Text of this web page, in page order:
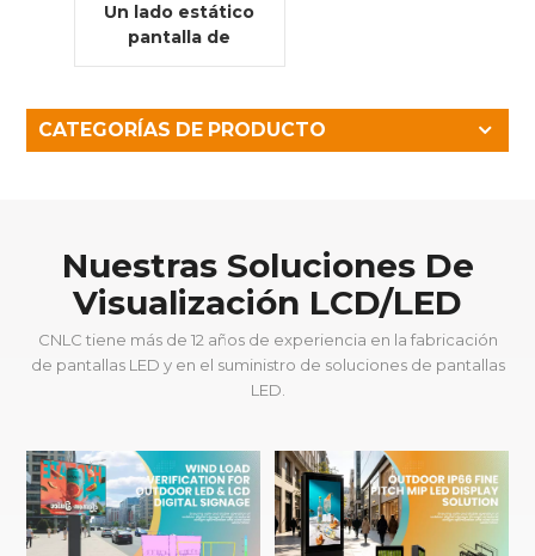
Un lado estático
pantalla de
publicidad digital
impermeable
para exteriores
CATEGORÍAS DE PRODUCTO
Nuestras Soluciones De
Visualización LCD/LED
CNLC tiene más de 12 años de experiencia en la fabricación
de pantallas LED y en el suministro de soluciones de pantallas
LED.